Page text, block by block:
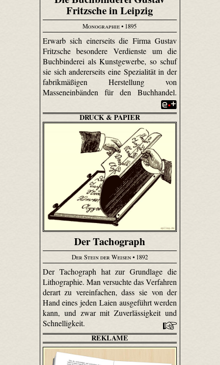
Fritzsche in Leipzig
Monographie• 1895
Erwarb sich einerseits die Firma Gustav
Fritzsche besondere Verdienste um die
Buchbinderei als Kunstgewerbe, so schuf
sie sich andererseits eine Spezialität in der
fabrikmäßigen Herstellung von
Masseneinbänden für den Buchhandel.
DRUCK & PAPIER
Der Tachograph
Der Stein der Weisen• 1892
Der Tachograph hat zur Grundlage die
Lithographie. Man versuchte das Verfahren
derart zu vereinfachen, dass sie von der
Hand eines jeden Laien ausgeführt werden
kann, und zwar mit Zuverlässigkeit und
Schnelligkeit.
REKLAME